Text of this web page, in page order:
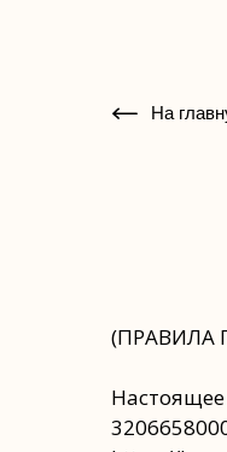
На
(ПРАВИЛА